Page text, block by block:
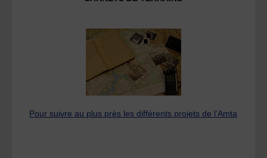
Pour suivre au plus près les différents projets de l’Amta